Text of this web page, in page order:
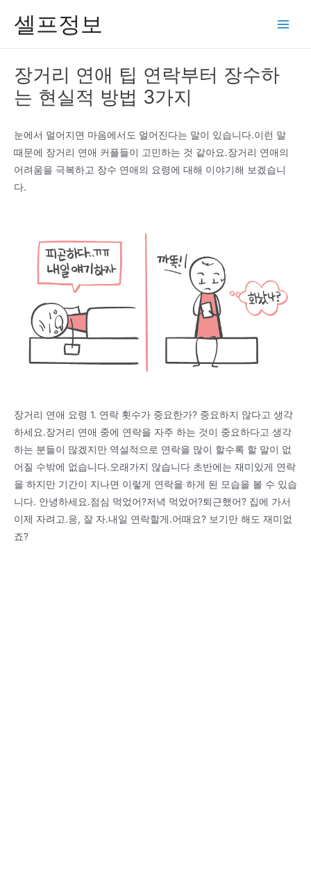
셀프정보
장거리 연애 팁 연락부터 장수하
는 현실적 방법 3가지
눈에서 멀어지면 마음에서도 멀어진다는 말이 있습니다.이런 말
때문에 장거리 연애 커플들이 고민하는 것 같아요.장거리 연애의
어려움을 극복하고 장수 연애의 요령에 대해 이야기해 보겠습니
다.
장거리 연애 요령 1. 연락 횟수가 중요한가? 중요하지 않다고 생각
하세요.장거리 연애 중에 연락을 자주 하는 것이 중요하다고 생각
하는 분들이 많겠지만 역설적으로 연락을 많이 할수록 할 말이 없
어질 수밖에 없습니다.오래가지 않습니다 초반에는 재미있게 연락
을 하지만 기간이 지나면 이렇게 연락을 하게 된 모습을 볼 수 있습
니다. 안녕하세요.점심 먹었어?저녁 먹었어?퇴근했어? 집에 가서
이제 자려고.응, 잘 자.내일 연락할게.어때요? 보기만 해도 재미없
죠?